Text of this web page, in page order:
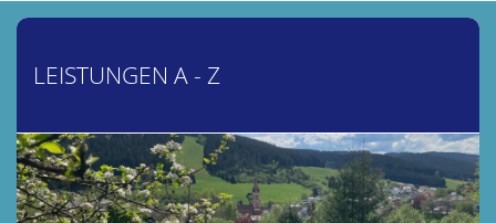
LEISTUNGEN A - Z